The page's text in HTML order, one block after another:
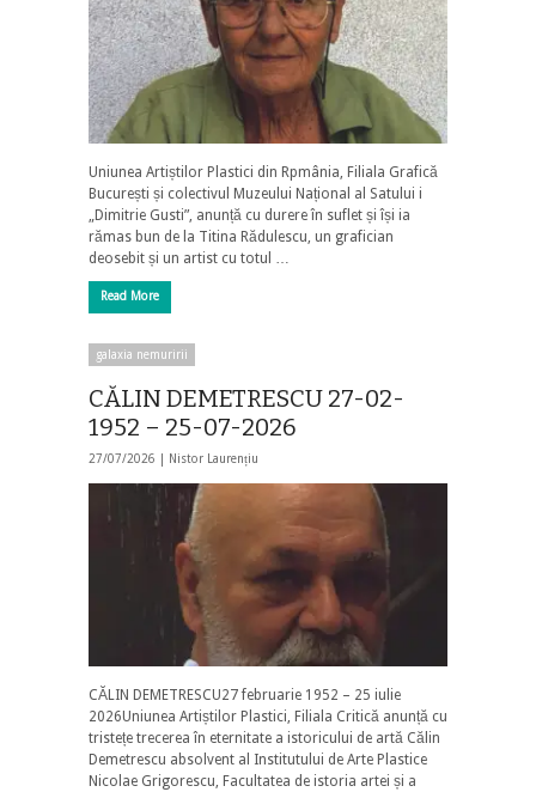
Uniunea Artiștilor Plastici din Rpmânia, Filiala Grafică
București și colectivul Muzeului Național al Satului i
„Dimitrie Gusti”, anunță cu durere în suflet și își ia
rămas bun de la Titina Rădulescu, un grafician
deosebit și un artist cu totul …
Read More
galaxia nemuririi
CĂLIN DEMETRESCU 27-02-
1952 – 25-07-2026
27/07/2026 | Nistor Laurențiu
CĂLIN DEMETRESCU27 februarie 1952 – 25 iulie
2026Uniunea Artiștilor Plastici, Filiala Critică anunță cu
tristețe trecerea în eternitate a istoricului de artă Călin
Demetrescu absolvent al Institutului de Arte Plastice
Nicolae Grigorescu, Facultatea de istoria artei și a